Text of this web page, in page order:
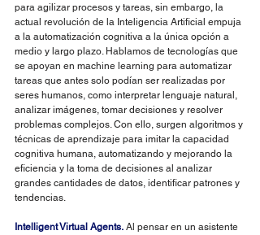
para agilizar procesos y tareas, sin embargo, la
actual revolución de la Inteligencia Artificial empuja
a la automatización cognitiva a la única opción a
medio y largo plazo. Hablamos de tecnologías que
se apoyan en machine learning para automatizar
tareas que antes solo podían ser realizadas por
seres humanos, como interpretar lenguaje natural,
analizar imágenes, tomar decisiones y resolver
problemas complejos. Con ello, surgen algoritmos y
técnicas de aprendizaje para imitar la capacidad
cognitiva humana, automatizando y mejorando la
eficiencia y la toma de decisiones al analizar
grandes cantidades de datos, identificar patrones y
tendencias.
Intelligent Virtual Agents. Al pensar en un asistente